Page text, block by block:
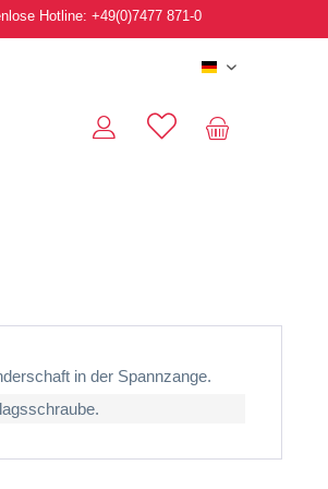
Hotline: +49(0)7477 871-0
Deutsch
in der Spannzange.